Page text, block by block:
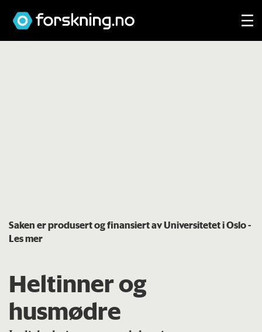
Saken er produsert og finansiert av Universitetet i Oslo-
Les mer
Heltinner og
husmødre